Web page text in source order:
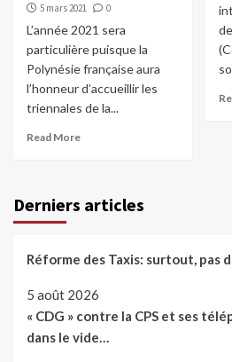
5 mars 2021 0
L’année 2021 sera
particulière puisque la
Polynésie française aura
l’honneur d’accueillir les
triennales de la...
Read More
Derniers articles
Réforme des Taxis: surtout, pas
5 août 2026
« CDG » contre la CPS et ses
dans le vide…